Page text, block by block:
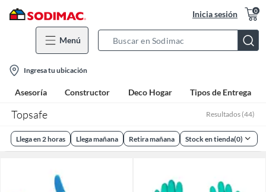
Inicia sesión 0
Menú
Bar
location-
icon
Ingresa tu ubicación
Asesoría Constructor Deco Hogar Tipos de Entrega
Topsafe Resultados (44)
Llega en 2 horas Llega mañana Retira mañana Stock en tienda(0)